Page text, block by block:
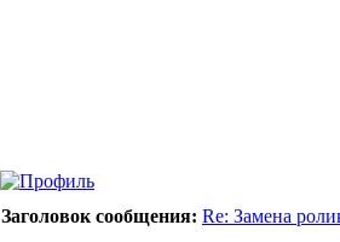
Заголовок сообщения: Re: Замена